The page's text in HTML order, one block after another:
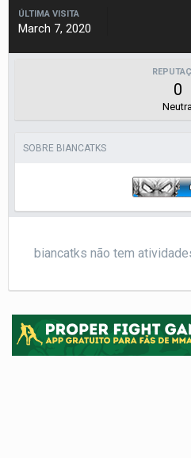
ÚLTIMA VISITA
March 7, 2020
0
Neutra
SOBRE BIANCATKS
biancatks não tem